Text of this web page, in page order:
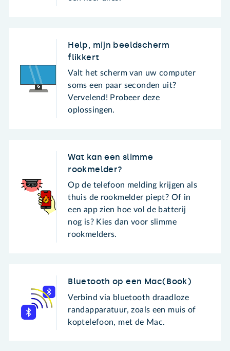
Help, mijn beeldscherm
flikkert
Valt het scherm van uw computer
soms een paar seconden uit?
Vervelend! Probeer deze
oplossingen.
Wat kan een slimme
rookmelder?
Op de telefoon melding krijgen als
thuis de rookmelder piept? Of in
een app zien hoe vol de batterij
nog is? Kies dan voor slimme
rookmelders.
Bluetooth op een Mac(Book)
Verbind via bluetooth draadloze
randapparatuur, zoals een muis of
koptelefoon, met de Mac.